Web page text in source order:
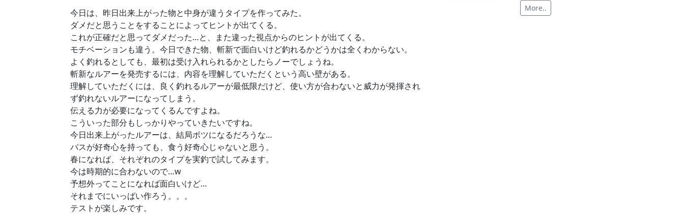
今日は、昨日出来上がった物と中身が違うタイプを作ってみた。
ダメだと思うことをすることによってヒントが出てくる。
これが正確だと思ってダメだった…と、また違った視点からのヒントが出てくる。
モチベーションも違う。今日できた物、斬新で面白いけど釣れるかどうかは全くわからない。
よく釣れるとしても、最初は受け入れられるかとしたらノーでしょうね。
斬新なルアーを発売するには、内容を理解していただくという高い壁がある。
理解していただくには、良く釣れるルアーが最低限だけど、使い方が合わないと威力が発揮され
ず釣れないルアーになってしまう。
伝える力が必要になってくるんですよね。
こういった部分もしっかりやっていきたいですね。
今日出来上がったルアーは、結局ボツになるだろうな…
バスが好奇心を持っても、食う好奇心じゃないと思う。
春になれば、それぞれのタイプを実釣で試してみます。
今は時期的に合わないので…w
予想外ってことになれば面白いけど…
それまでにいっぱい作ろう。。。
テストが楽しみです。
More..